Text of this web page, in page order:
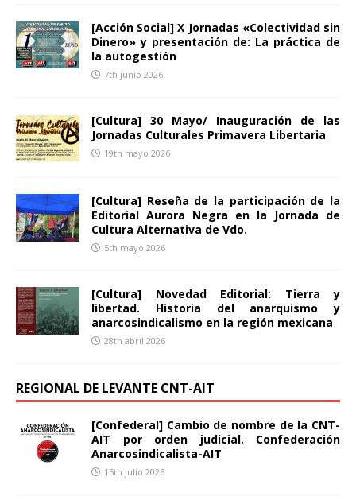
[Acción Social] X Jornadas «Colectividad sin
Dinero» y presentación de: La práctica de
la autogestión
7th junio 2026
[Cultura] 30 Mayo/ Inauguración de las
Jornadas Culturales Primavera Libertaria
19th mayo 2026
[Cultura] Reseña de la participación de la
Editorial Aurora Negra en la Jornada de
Cultura Alternativa de Vdo.
5th mayo 2026
[Cultura] Novedad Editorial: Tierra y
libertad. Historia del anarquismo y
anarcosindicalismo en la región mexicana
28th abril 2026
REGIONAL DE LEVANTE CNT-AIT
[Confederal] Cambio de nombre de la CNT-
AIT por orden judicial. Confederación
Anarcosindicalista-AIT
15th julio 2026